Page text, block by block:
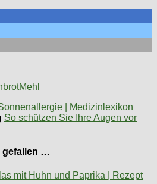
Mehl
| Medizinlexikon
So schützen Sie Ihre Augen vor
gefallen …